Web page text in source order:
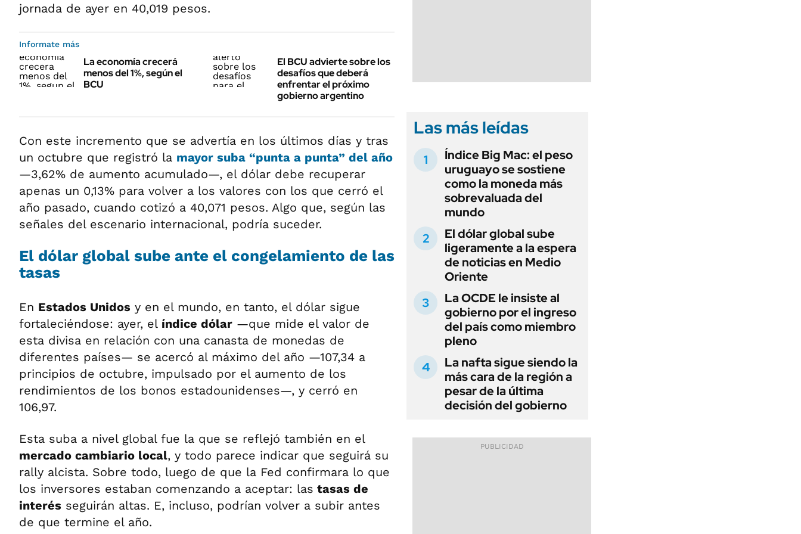
jornada de ayer en 40,019 pesos.
Informate más
La economía crecerá
menos del 1%, según el
BCU
El BCU advierte sobre los
desafíos que deberá
enfrentar el próximo
gobierno argentino
Con este incremento que se advertía en los últimos días y tras
un octubre que registró la mayor suba “punta a punta” del año
—3,62% de aumento acumulado—, el dólar debe recuperar
apenas un 0,13% para volver a los valores con los que cerró el
año pasado, cuando cotizó a 40,071 pesos. Algo que, según las
señales del escenario internacional, podría suceder.
El dólar global sube ante el congelamiento de las
tasas
En Estados Unidos y en el mundo, en tanto, el dólar sigue
fortaleciéndose: ayer, el índice dólar —que mide el valor de
esta divisa en relación con una canasta de monedas de
diferentes países— se acercó al máximo del año —107,34 a
principios de octubre, impulsado por el aumento de los
rendimientos de los bonos estadounidenses—, y cerró en
106,97.
Esta suba a nivel global fue la que se reflejó también en el
mercado cambiario local, y todo parece indicar que seguirá su
rally alcista. Sobre todo, luego de que la Fed confirmara lo que
los inversores estaban comenzando a aceptar: las tasas de
interés seguirán altas. E, incluso, podrían volver a subir antes
de que termine el año.
Las más leídas
Índice Big Mac: el peso
uruguayo se sostiene
como la moneda más
sobrevaluada del
mundo
El dólar global sube
ligeramente a la espera
de noticias en Medio
Oriente
La OCDE le insiste al
gobierno por el ingreso
del país como miembro
pleno
La nafta sigue siendo la
más cara de la región a
pesar de la última
decisión del gobierno